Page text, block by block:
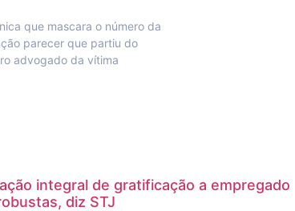
que mascara o número da
parecer que partiu do
advogado da vítima
integral de gratificação a empregado
diz STJ